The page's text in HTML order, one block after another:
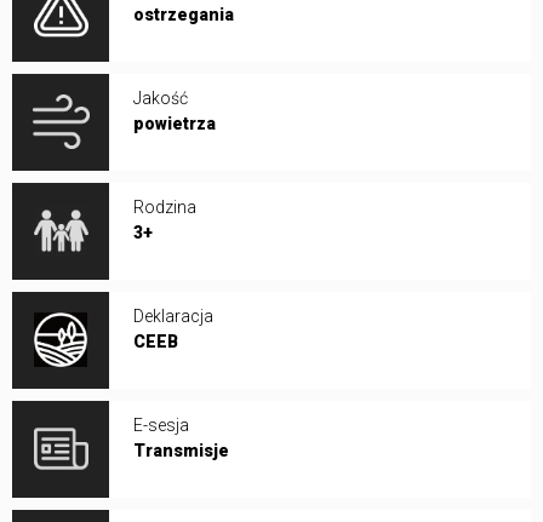
ostrzegania
Jakość
powietrza
Rodzina
3+
Deklaracja
CEEB
E-sesja
Transmisje